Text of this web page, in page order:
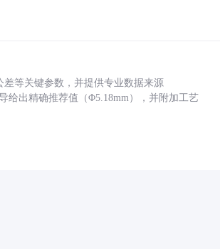
等关键参数，并提供专业数据来源
给出精确推荐值（Φ5.18mm），并附加工艺